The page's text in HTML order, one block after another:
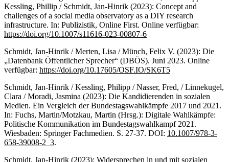
Kessling, Phillip / Schmidt, Jan-Hinrik (2023): Concept and
challenges of a social media observatory as a DIY research
infrastructure. In: Publizistik, Online First. Online verfügbar:
https://doi.org/10.1007/s11616-023-00807-6
Schmidt, Jan-Hinrik / Merten, Lisa / Münch, Felix V. (2023): Die
„Datenbank Öffentlicher Sprecher“ (DBÖS). Juni 2023. Online
verfügbar: https://doi.org/10.17605/OSF.IO/SK6T5
Schmidt, Jan-Hinrik / Kessling, Philipp / Nasser, Fred, / Linnekugel,
Clara / Moradi, Jasmina (2023): Die Kandidierenden in sozialen
Medien. Ein Vergleich der Bundestagswahlkämpfe 2017 und 2021.
In: Fuchs, Martin/Motzkau, Martin (Hrsg.): Digitale Wahlkämpfe:
Politische Kommunikation im Bundestagswahlkampf 2021.
Wiesbaden: Springer Fachmedien. S. 27-37. DOI: 10.1007/978-3-
658-39008-2_3.
Schmidt, Jan-Hinrik (2023): Widersprechen in und mit sozialen